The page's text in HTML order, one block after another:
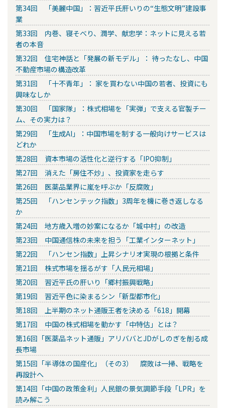
第34回 「美麗中国」：習近平氏肝いりの“生態文明”建設事
業
第33回 内巻、寝そべり、潤学、献忠学：ネットに見える若
者の本音
第32回 住宅神話と「発展の新モデル」： 待ったなし、中国
不動産市場の構造改革
第31回 「十不青年」： 家を買わない中国の若者、投資にも
興味なしか
第30回 「国家隊」：株式相場を「実弾」で支える官製チー
ム、その実力は？
第29回 「生成AI」：中国市場を制する一般向けサービスは
どれか
第28回 資本市場の活性化と逆行する「IPO抑制」
第27回 消えた「房住不炒」、投資家を走らす
第26回 医薬品業界に嵐を呼ぶか「反腐敗」
第25回 「ハンセンテック指数」3周年を機に巻き返しなる
か
第24回 地方歳入増の妙案になるか「城中村」の改造
第23回 中国通信株の未来を担う「工業インターネット」
第22回 「ハンセン指数」上昇シナリオ実現の根拠と条件
第21回 株式市場を揺るがす「人民元相場」
第20回 習近平氏の肝いり「郷村振興戦略」
第19回 習近平色に染まるシン「新型都市化」
第18回 上半期のネット通販王者を決める「618」開幕
第17回 中国の株式相場を動かす「中特估」とは？
第16回「医薬品ネット通販」アリババとJDがしのぎを削る成
長市場
第15回「半導体の国産化」（その3） 腐敗は一掃、戦略を
再設計へ
第14回「中国の政策金利」人民銀の景気調節手段「LPR」を
読み解こう